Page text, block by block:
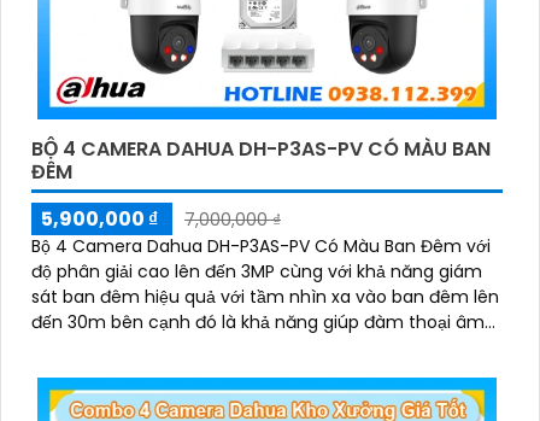
BỘ 4 CAMERA DAHUA DH-P3AS-PV CÓ MÀU BAN
ĐÊM
5,900,000 ₫
7,000,000 ₫
Bộ 4 Camera Dahua DH-P3AS-PV Có Màu Ban Đêm với
độ phân giải cao lên đến 3MP cùng với khả năng giám
sát ban đêm hiệu quả với tầm nhìn xa vào ban đêm lên
đến 30m bên cạnh đó là khả năng giúp đàm thoại âm
hiện xâm nhập